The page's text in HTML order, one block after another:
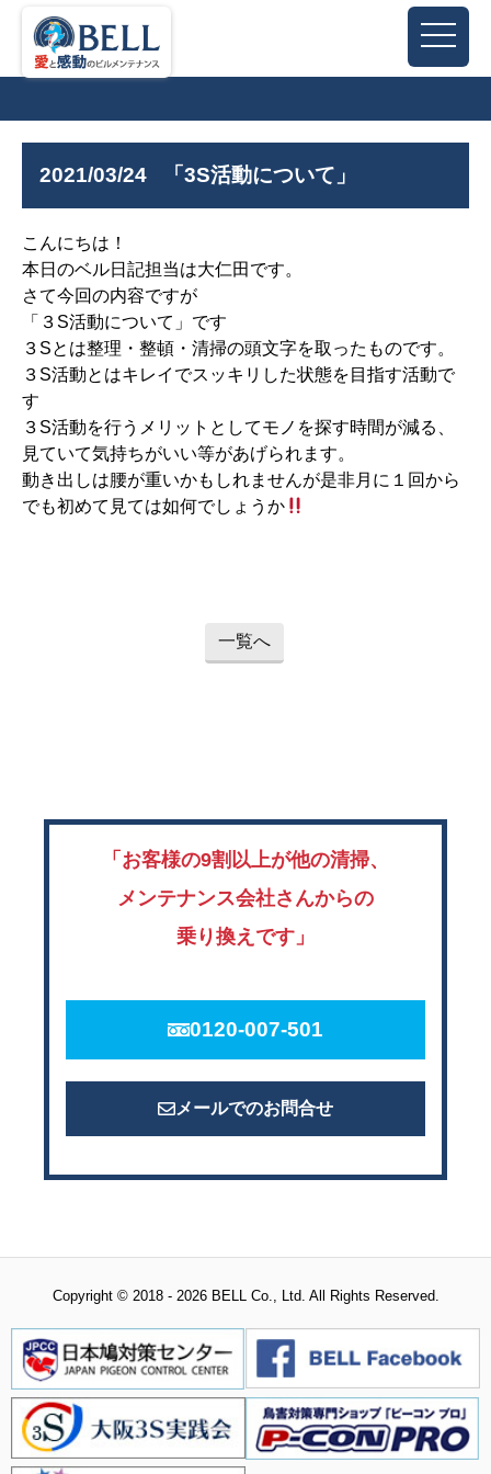
2021/03/24 「3S活動について」
こんにちは！
本日のベル日記担当は大仁田です。
さて今回の内容ですが
「３S活動について」です
３Sとは整理・整頓・清掃の頭文字を取ったものです。
３S活動とはキレイでスッキリした状態を目指す活動で
す
３S活動を行うメリットとしてモノを探す時間が減る、
見ていて気持ちがいい等があげられます。
動き出しは腰が重いかもしれませんが是非月に１回から
でも初めて見ては如何でしょうか
一覧へ
「お客様の9割以上が他の清掃、
メンテナンス会社さんからの
乗り換えです」
0120-007-501
メールでのお問合せ
Copyright © 2018 - 2026 BELL Co., Ltd. All Rights Reserved.